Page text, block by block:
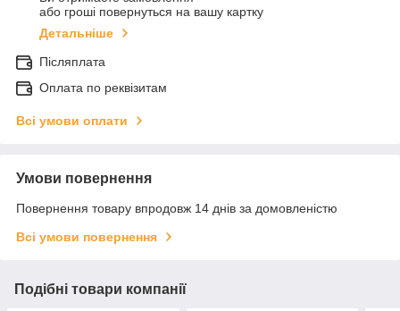
або гроші повернуться на вашу картку
Детальніше
Післяплата
Оплата по реквізитам
Всі умови оплати
Умови повернення
Повернення товару впродовж 14 днів за домовленістю
Всі умови повернення
Подібні товари компанії